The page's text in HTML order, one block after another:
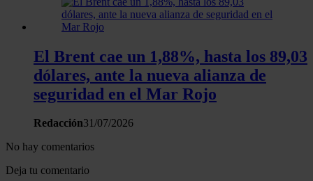
El Brent cae un 1,88%, hasta los 89,03
dólares, ante la nueva alianza de
seguridad en el Mar Rojo
Redacción31/07/2026
No hay comentarios
Deja tu comentario